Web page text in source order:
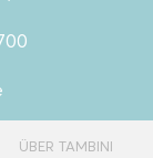
ÜBER TAMBINI